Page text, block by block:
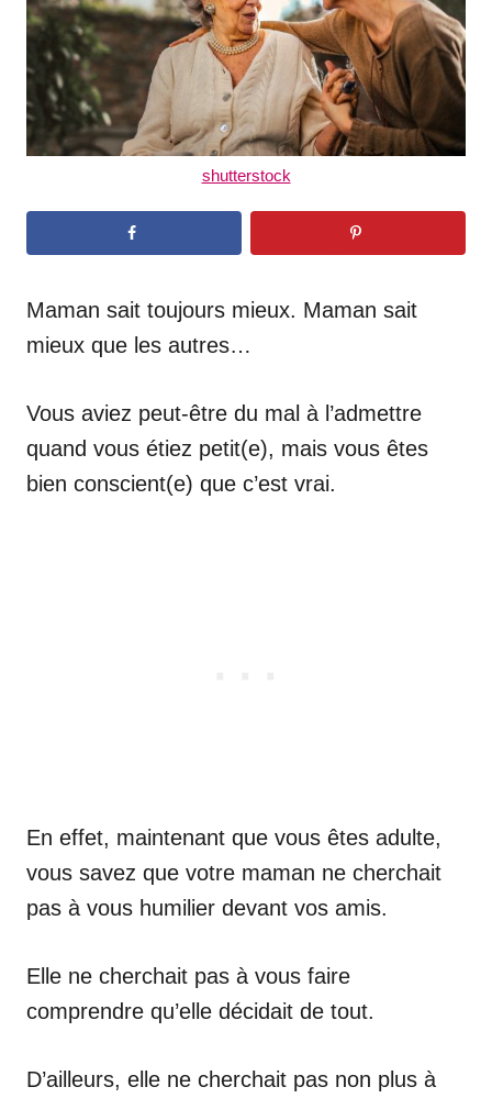
shutterstock
Maman sait toujours mieux. Maman sait
mieux que les autres…
Vous aviez peut-être du mal à l’admettre
quand vous étiez petit(e), mais vous êtes
bien conscient(e) que c’est vrai.
En effet, maintenant que vous êtes adulte,
vous savez que votre maman ne cherchait
pas à vous humilier devant vos amis.
Elle ne cherchait pas à vous faire
comprendre qu’elle décidait de tout.
D’ailleurs, elle ne cherchait pas non plus à